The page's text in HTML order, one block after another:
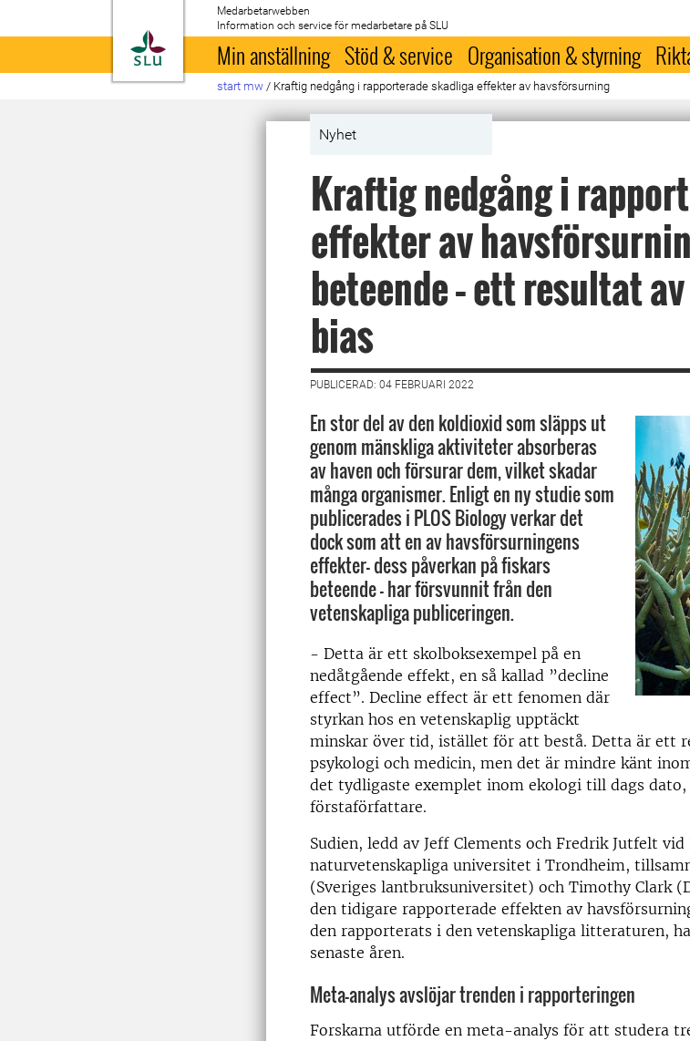
Till startsida
Medarbetarwebben
Information och service för medarbetare på SLU
Min anställning Stöd & service Organisation & styrning
start mw / Kraftig nedgång i rapporterade skadliga effekter av havsförsurning
Nyhet
Kraftig nedgång i
effekter av
beteende – ett resultat
bias
PUBLICERAD: 04 FEBRUARI 2022
En stor del av den koldioxid som släpps ut
genom mänskliga aktiviteter absorberas
av haven och försurar dem, vilket skadar
många organismer. Enligt en ny studie som
publicerades i PLOS Biology verkar det
dock som att en av havsförsurningens
effekter- dess påverkan på fiskars
beteende - har försvunnit från den
vetenskapliga publiceringen.
- Detta är ett skolboksexempel på en
nedåtgående effekt, en så kallad ”decline
effect”. Decline effect är ett fenomen där
styrkan hos en vetenskaplig upptäckt
minskar över tid, istället för att bestå. Detta är ett
psykologi och medicin, men det är mindre känt
det tydligaste exemplet inom ekologi till dags dato,
förstaförfattare.
Sudien, ledd av Jeff Clements och Fredrik Jutfelt
naturvetenskapliga universitet i Trondheim,
(Sveriges lantbruksuniversitet) och Timothy Clark
den tidigare rapporterade effekten av
den rapporterats i den vetenskapliga litteraturen,
senaste åren.
Meta-analys avslöjar trenden i rapporteringen
Forskarna utförde en meta-analys för att studera